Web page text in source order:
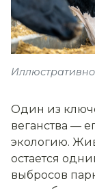
Один из
веганства —
экологию.
остается
выбросов